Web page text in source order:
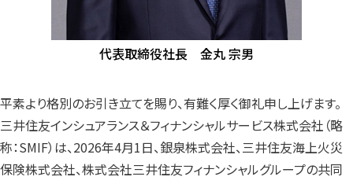
代表取締役社長 金丸 宗男
平素より格別のお引き立てを賜り、有難く厚く御礼申し上げます。
三井住友インシュアランス＆フィナンシャルサービス株式会社（略
称：SMIF）は、2026年4月1日、銀泉株式会社、三井住友海上火災
保険株式会社、株式会社三井住友フィナンシャルグループの共同